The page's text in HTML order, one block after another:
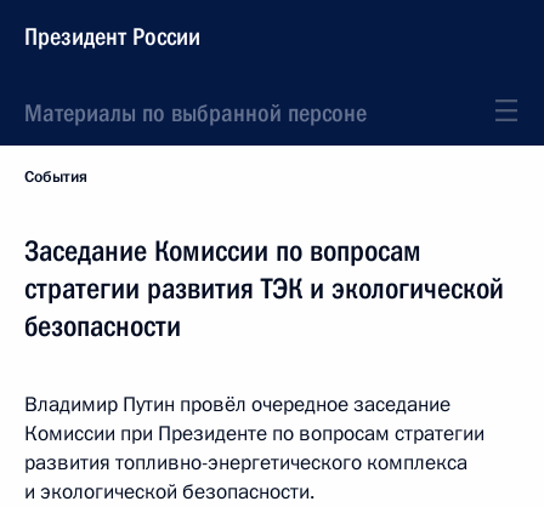
Президент России
Материалы по выбранной персоне
События
Заседание Комиссии по вопросам
стратегии развития ТЭК и экологической
безопасности
Владимир Путин провёл очередное заседание
Комиссии при Президенте по вопросам стратегии
развития топливно-энергетического комплекса
и экологической безопасности.